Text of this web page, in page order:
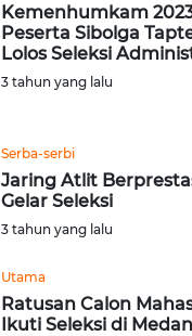
Kemenhumkam
Peserta Sibolga
Lolos Seleksi
3 tahun yang lalu
Serba-serbi
Jaring Atlit
Gelar Seleksi
3 tahun yang lalu
Utama
Ratusan Calon
Ikuti Seleksi di Medan